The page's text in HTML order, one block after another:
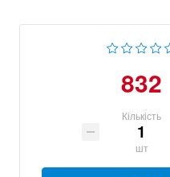
832
Кількість
шт